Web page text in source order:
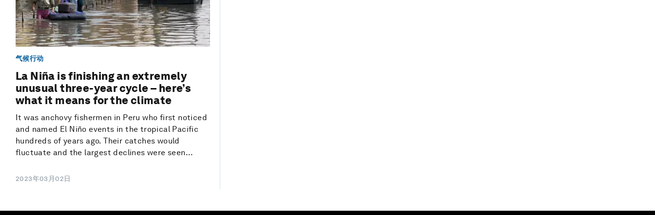
气候行动
La Niña is finishing an extremely
unusual three-year cycle – here’s
what it means for the climate
It was anchovy fishermen in Peru who first noticed
and named El Niño events in the tropical Pacific
hundreds of years ago. Their catches would
fluctuate and the largest declines were seen...
2023年03月02日